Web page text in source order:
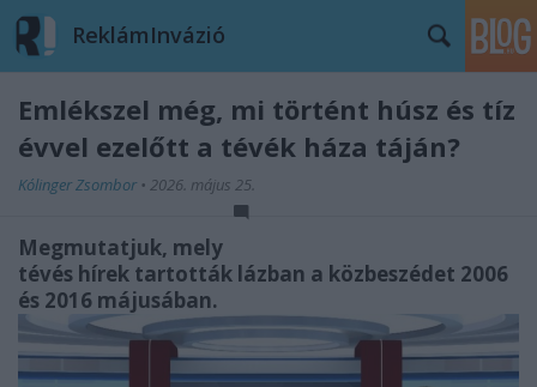
ReklámInvázió
Emlékszel még, mi történt húsz és tíz
évvel ezelőtt a tévék háza táján?
Kólinger Zsombor • 2026. május 25.
Megmutatjuk, mely
tévés hírek tartották lázban a közbeszédet 2006
és 2016 májusában.